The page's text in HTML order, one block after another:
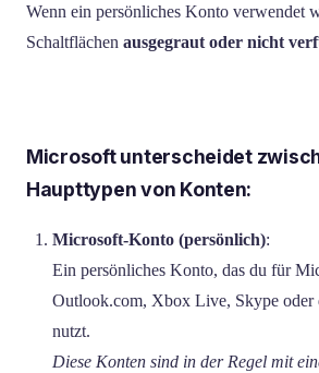
Wenn ein persönliches Konto verwendet
Schaltflächen ausgegraut oder nicht
Microsoft unterscheidet
Haupttypen von Konten:
Microsoft-Konto (persönlich):
Ein persönliches Konto, das du für
Outlook.com, Xbox Live, Skype oder
nutzt.
Diese Konten sind in der Regel mit